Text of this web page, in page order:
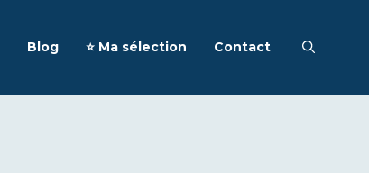
Blog ⭐️ Ma sélection Contact